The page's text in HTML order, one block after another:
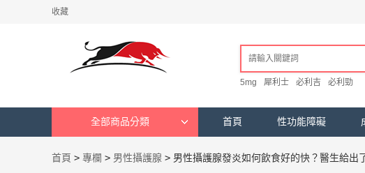
收藏
5mg 犀利士 必利吉 必利勁
全部商品分類 首頁 性功能障礙
首頁 > 專欄 > 男性攝護腺 > 男性攝護腺發炎如何飲食好的快？醫生給出